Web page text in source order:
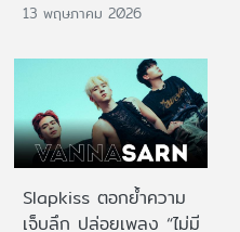
13 พฤษภาคม 2026
Slapkiss ตอกย้ำความ
เจ็บลึก ปล่อยเพลง “ไม่มี